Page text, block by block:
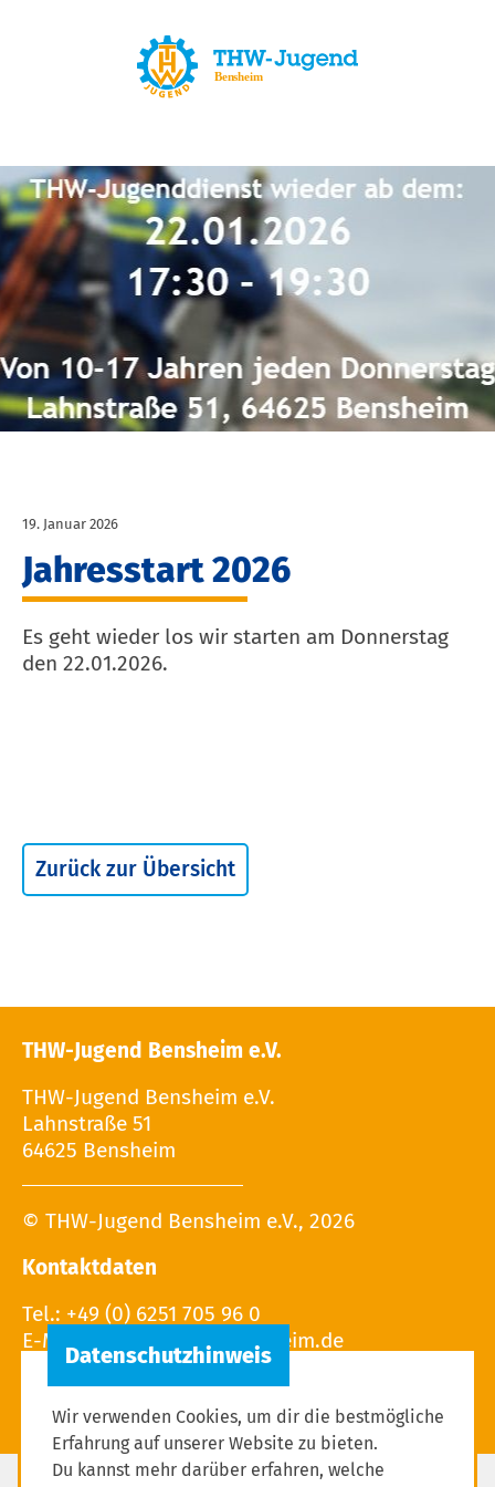
19. Januar 2026
Jahresstart 2026
Es geht wieder los wir starten am Donnerstag
den 22.01.2026.
Zurück zur Übersicht
THW-Jugend Bensheim e.V.
THW-Jugend Bensheim e.V.
Lahnstraße 51
64625 Bensheim
© THW-Jugend Bensheim e.V., 2026
Kontaktdaten
Tel.: +49 (0) 6251 705 96 0
E-Mail:
Wir verwenden Cookies, um dir die bestmögliche
Erfahrung auf unserer Website zu bieten.
Du kannst mehr darüber erfahren, welche